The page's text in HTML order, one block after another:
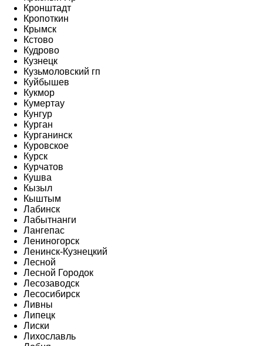
Кронштадт
Кропоткин
Крымск
Кстово
Кудрово
Кузнецк
Кузьмоловский гп
Куйбышев
Кукмор
Кумертау
Кунгур
Курган
Курганинск
Куровское
Курск
Курчатов
Кушва
Кызыл
Кыштым
Лабинск
Лабытнанги
Лангепас
Лениногорск
Ленинск-Кузнецкий
Лесной
Лесной Городок
Лесозаводск
Лесосибирск
Ливны
Липецк
Лиски
Лихославль